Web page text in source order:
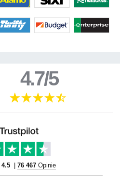
4.7/5
4.5 76 467 Opinie